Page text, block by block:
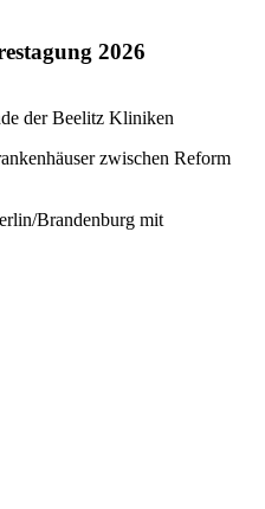
2026
der Beelitz Kliniken
zwischen Reform
Brandenburg mit